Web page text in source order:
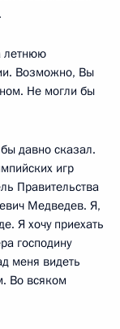
летнюю
Возможно, Вы
Не могли бы
давно сказал.
игр
Правительства
Медведев. Я,
Я хочу приехать
господину
меня видеть
Во всяком